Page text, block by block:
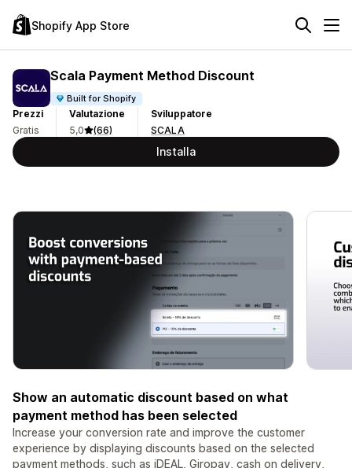
Shopify App Store
Scala Payment Method Discount
Built for Shopify
Prezzi
Gratis
Valutazione
5,0
(66)
Sviluppatore
SCALA
Installa
Show an automatic discount based on what
payment method has been selected
Increase your conversion rate and improve the customer
experience by displaying discounts based on the selected
payment methods, such as iDEAL, Giropay, cash on delivery,